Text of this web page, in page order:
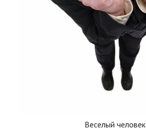
Веселый человек